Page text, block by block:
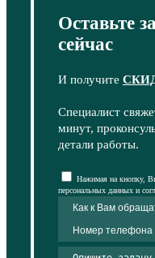
Оставьте
сейчас
И получите
Специалист
минут,
детали работы.
Нажимая на кнопку, Вы
персональных данных и